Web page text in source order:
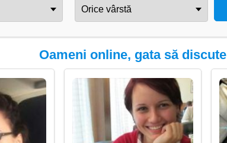
Oameni online, gata să discute